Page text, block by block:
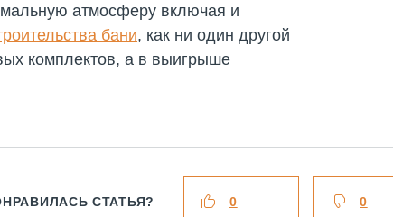
атмосферу включая и
бани, как ни один другой
комплектов, а в выигрыше
СТАТЬЯ? 0 0